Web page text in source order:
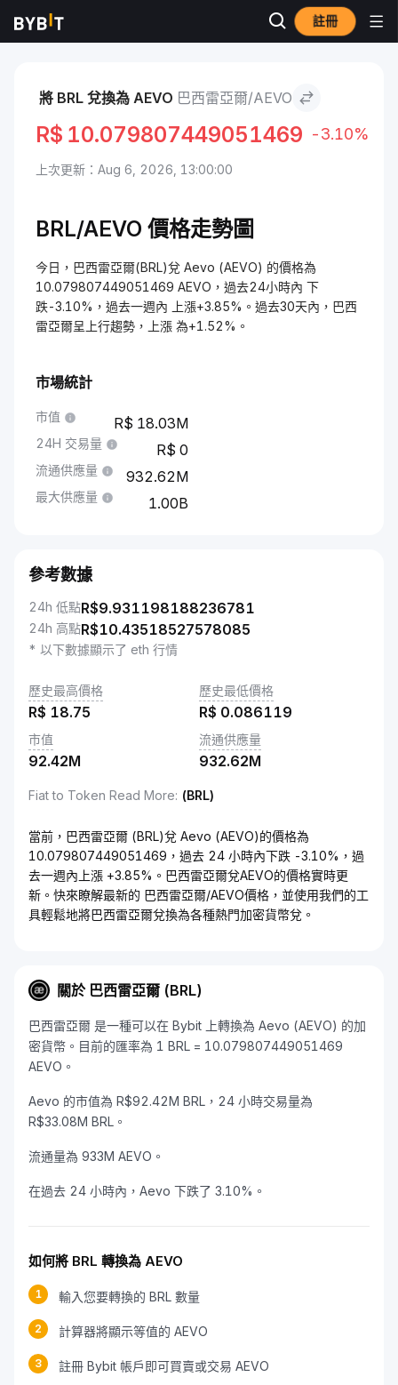
註冊
市場 Aevo 價格 AEVO 巴西雷亞爾 to Aevo
將 BRL 兌換為 AEVO 巴西雷亞爾/AEVO
R$ 10.079807449051469 -3.10%
上次更新：Aug 6, 2026, 13:00:00
BRL/AEVO 價格走勢圖
今日，巴西雷亞爾(BRL)兌 Aevo (AEVO) 的價格為
10.079807449051469 AEVO，過去24小時內 下
跌-3.10%，過去一週內 上漲+3.85%。過去30天內，巴西
雷亞爾呈上行趨勢，上漲 為+1.52%。
市場統計
市值 18.03M
24H 交易量 0
流通供應量 932.62M
最大供應量 1.00B
參考數據
24h 低點R$9.931198188236781
24h 高點R$10.43518527578085
* 以下數據顯示了 eth 行情
歷史最高價格
R$ 18.75
歷史最低價格
R$ 0.086119
市值
92.42M
流通供應量
932.62M
Fiat to Token Read More: (BRL)
當前，巴西雷亞爾 (BRL)兌 Aevo (AEVO)的價格為
10.079807449051469，過去 24 小時內下跌 -3.10%，過
去一週內上漲 +3.85%。巴西雷亞爾兌AEVO的價格實時更
新。快來瞭解最新的 巴西雷亞爾/AEVO價格，並使用我們的工
具輕鬆地將巴西雷亞爾兌換為各種熱門加密貨幣兌。
關於 巴西雷亞爾 (BRL)
巴西雷亞爾 是一種可以在 Bybit 上轉換為 Aevo (AEVO) 的加
密貨幣。目前的匯率為 1 BRL = 10.079807449051469
AEVO。
Aevo 的市值為 R$92.42M BRL，24 小時交易量為
R$33.08M BRL。
流通量為 933M AEVO。
在過去 24 小時內，Aevo 下跌了 3.10%。
如何將 BRL 轉換為 AEVO
1 輸入您要轉換的 BRL 數量
2 計算器將顯示等值的 AEVO
3 註冊 Bybit 帳戶即可買賣或交易 AEVO